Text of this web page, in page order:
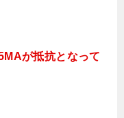
が抵抗となって